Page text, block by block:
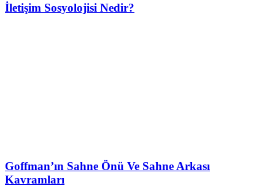
İletişim Sosyolojisi Nedir?
Goffman’ın Sahne Önü Ve Sahne Arkası
Kavramları